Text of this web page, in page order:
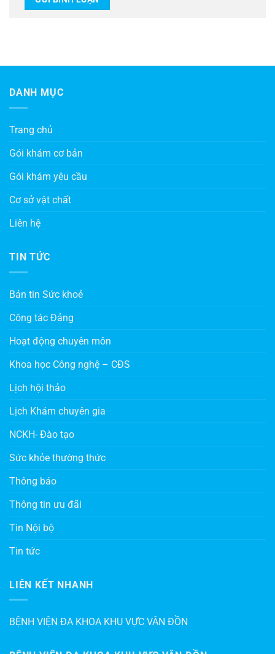
DANH MỤC
Trang chủ
Gói khám cơ bản
Gói khám yêu cầu
Cơ sở vật chất
Liên hệ
TIN TỨC
Bản tin Sức khoẻ
Công tác Đảng
Hoạt động chuyên môn
Khoa học Công nghệ – CĐS
Lịch hội thảo
Lịch Khám chuyên gia
NCKH- Đào tạo
Sức khỏe thường thức
Thông báo
Thông tin ưu đãi
Tin Nội bộ
Tin tức
LIÊN KẾT NHANH
BỆNH VIỆN ĐA KHOA KHU VỰC VÂN ĐỒN